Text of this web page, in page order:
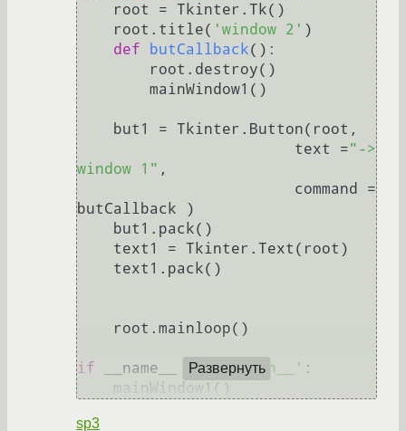
    root.title(
'window 2' )
def
butCallback():
                        text =
"->
window 1" ,
butCallback )
if __name__ == '__main__' :
    mainWindow1()
Развернуть
sp3